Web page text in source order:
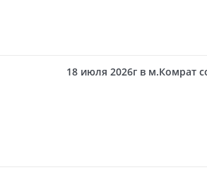
18 июля 2026г в м.Комрат